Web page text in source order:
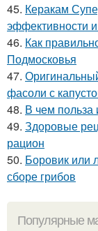
45. Керакам
эффективности
46. Как
Подмосковья
47.
фасоли с
48. В чем польза
49. Здоровые
рацион
50. Боровик или
сборе грибов
Популярные